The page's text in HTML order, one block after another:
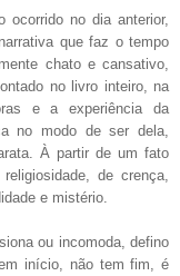
ocorrido no dia anterior,
que faz o tempo
chato e cansativo,
no livro inteiro, na
e a experiência da
no modo de ser dela,
À partir de um fato
de crença,
e mistério.
ou incomoda, defino
início, não tem fim, é